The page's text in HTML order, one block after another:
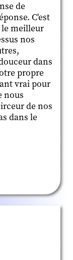
de
C'est
le meilleur
nos
dans
propre
vrai pour
nous
de nos
dans le